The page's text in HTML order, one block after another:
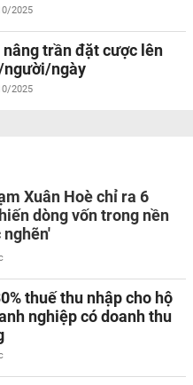
2025
trần đặt cược lên
người/ngày
2025
Xuân Hoè chỉ ra 6
dòng vốn trong nền
nghẽn'
thuế thu nhập cho hộ
nghiệp có doanh thu